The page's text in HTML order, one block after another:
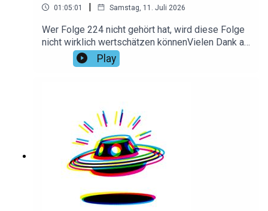
01:05:01 | Samstag, 11. Juli 2026
Wer Folge 224 nicht gehört hat, wird diese Folge
nicht wirklich wertschätzen könnenVielen Dank an
Benedikt für das Intro!Hier findest du alle Infos
und Rabatte unserer Werbepartner:
Play